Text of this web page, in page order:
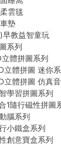
雲毯
墊
教益智童玩
系列
體拼圖系列
立體拼圖 迷你
立體拼圖 仿真
學習拼圖系列
1隨行磁性拼圖
腦系列
小鐵盒系列
創意寶盒系列